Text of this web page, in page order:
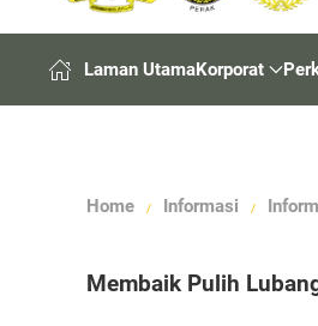
Laman UtamaKorporat
Home Informasi
Membaik Pulih